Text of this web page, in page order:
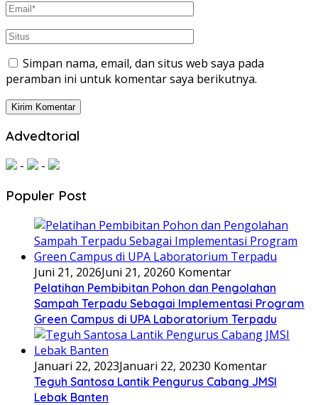
Simpan nama, email, dan situs web saya pada
peramban ini untuk komentar saya berikutnya.
Advedtorial
- -
Populer Post
Juni 21, 2026Juni 21, 20260 Komentar
Pelatihan Pembibitan Pohon dan Pengolahan
Sampah Terpadu Sebagai Implementasi Program
Green Campus di UPA Laboratorium Terpadu
Januari 22, 2023Januari 22, 20230 Komentar
Teguh Santosa Lantik Pengurus Cabang JMSI
Lebak Banten